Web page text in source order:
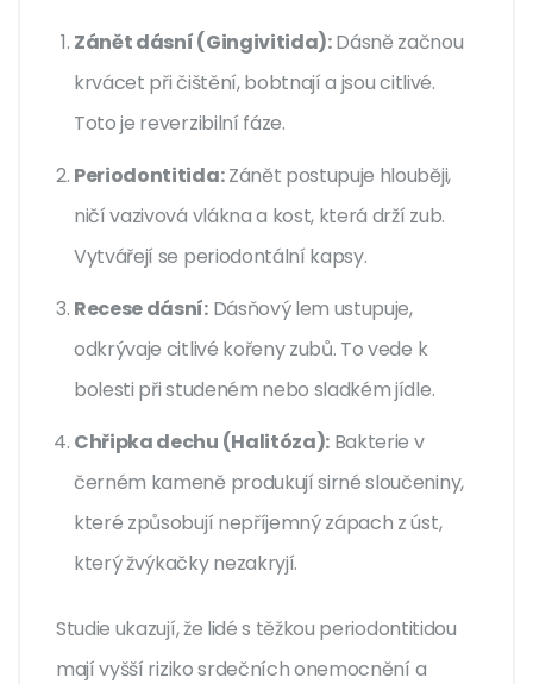
Zánět dásní (Gingivitida):Dásně začnou
krvácet při čištění, bobtnají a jsou citlivé.
Toto je reverzibilní fáze.
Periodontitida:Zánět postupuje hlouběji,
ničí vazivová vlákna a kost, která drží zub.
Vytvářejí se periodontální kapsy.
Recese dásní:Dásňový lem ustupuje,
odkrývaje citlivé kořeny zubů. To vede k
bolesti při studeném nebo sladkém jídle.
Chřipka dechu (Halitóza): Bakterie v
černém kameně produkují sirné sloučeniny,
které způsobují nepříjemný zápach z úst,
který žvýkačky nezakryjí.
Studie ukazují, že lidé s těžkou periodontitidou
mají vyšší riziko srdečních onemocnění a